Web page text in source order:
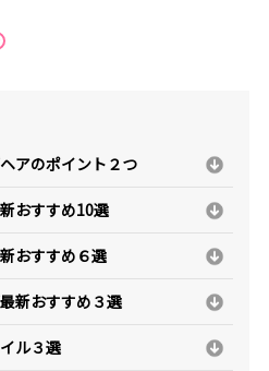
アのポイント２つ
おすすめ10選
おすすめ６選
新おすすめ３選
ル３選